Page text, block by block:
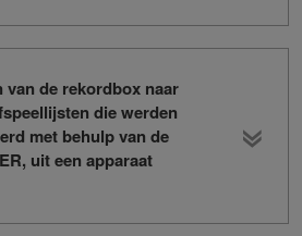
van de rekordbox naar
die werden
met behulp van de
uit een apparaat